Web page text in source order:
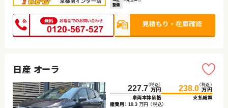
整備
日産 オーラ
227.7（税込）
万円
車両本体価格
238.0（税込）
万円
支払総額
諸費用： 10.3 万円 （税込）